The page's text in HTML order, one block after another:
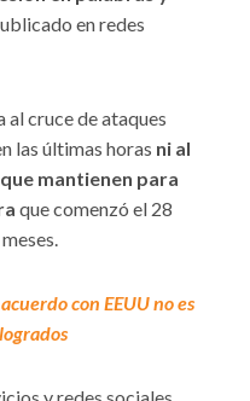
en redes
cruce de ataques
las últimas horas ni al
mantienen para
que comenzó el 28
con EEUU no es